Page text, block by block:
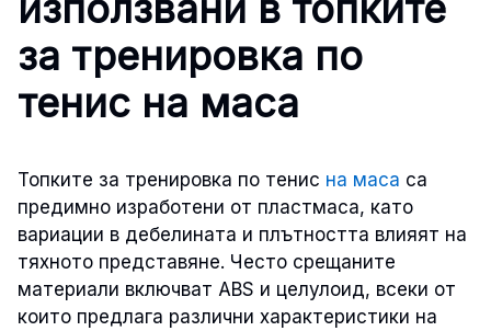
за тренировка по
тенис на маса
Топките за тренировка по тенис на маса са
предимно изработени от пластмаса, като
вариации в дебелината и плътността влияят на
тяхното представяне. Често срещаните
материали включват ABS и целулоид, всеки от
които предлага различни характеристики на